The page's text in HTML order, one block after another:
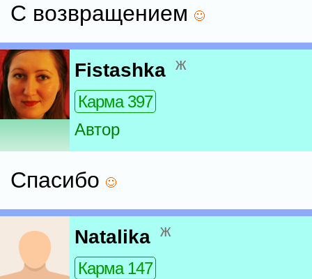
С возвращением
Fistashka ж
Карма 397
Автор
Спасибо
Natalika ж
Карма 147